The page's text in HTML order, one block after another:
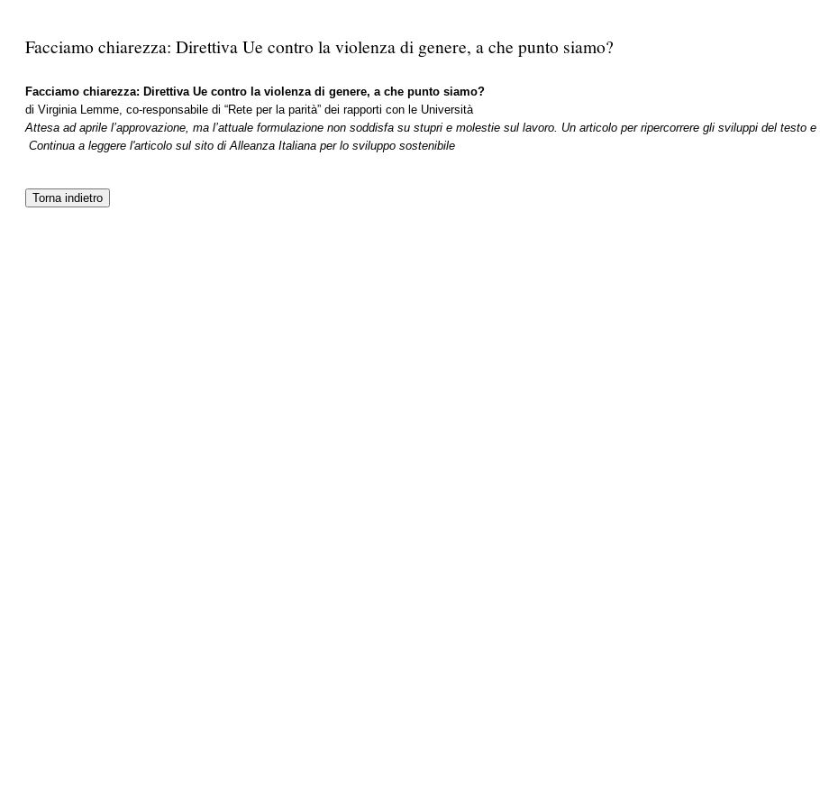
Facciamo chiarezza: Direttiva Ue contro la violenza di genere, a che punto siamo?
Facciamo chiarezza: Direttiva Ue contro la violenza di genere, a che punto siamo?
di Virginia Lemme, co-responsabile di “Rete per la parità” dei rapporti con le Università
Attesa ad aprile l’approvazione, ma l’attuale formulazione non soddisfa su stupri e molestie sul lavoro. Un articolo per ripercorrere gli sviluppi del testo
Continua a leggere l'articolo sul sito di Alleanza Italiana per lo sviluppo sostenibile